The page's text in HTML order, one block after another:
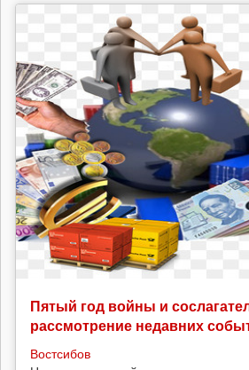
Пятый год войны и
рассмотрение недавних
Востсибов